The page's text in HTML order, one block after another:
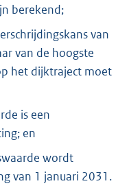
berekend;
van
van de hoogste
het dijktraject moet
is een
en
wordt
van 1 januari 2031.